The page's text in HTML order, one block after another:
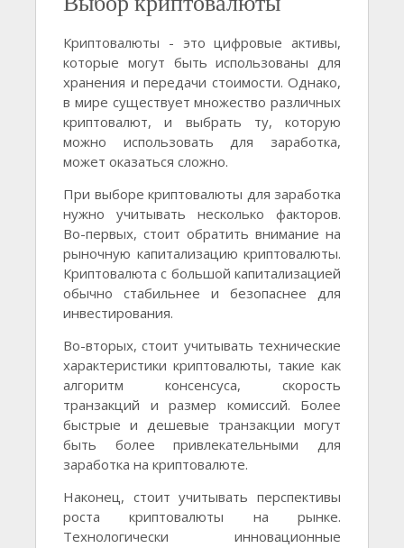
Криптовалюты - это цифровые активы,
которые могут быть использованы для
хранения и передачи стоимости. Однако,
в мире существует множество различных
криптовалют, и выбрать ту, которую
можно использовать для заработка,
может оказаться сложно.
При выборе криптовалюты для заработка
нужно учитывать несколько факторов.
Во-первых, стоит обратить внимание на
рыночную капитализацию криптовалюты.
Криптовалюта с большой капитализацией
обычно стабильнее и безопаснее для
инвестирования.
Во-вторых, стоит учитывать технические
характеристики криптовалюты, такие как
алгоритм консенсуса, скорость
транзакций и размер комиссий. Более
быстрые и дешевые транзакции могут
быть более привлекательными для
заработка на криптовалюте.
Наконец, стоит учитывать перспективы
роста криптовалюты на рынке.
Технологически инновационные